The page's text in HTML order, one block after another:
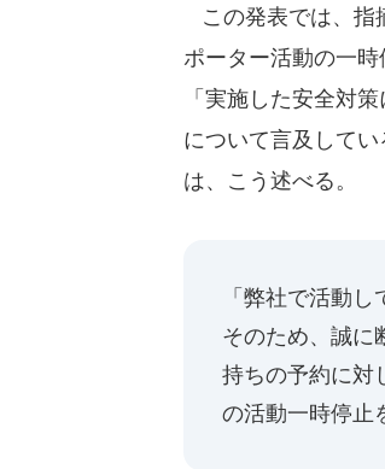
この発表では、指
ポーター活動の一
「実施した安全対
について言及して
は、こう述べる。
「弊社で活動
そのため、誠に
持ちの予約に対
の活動一時停止